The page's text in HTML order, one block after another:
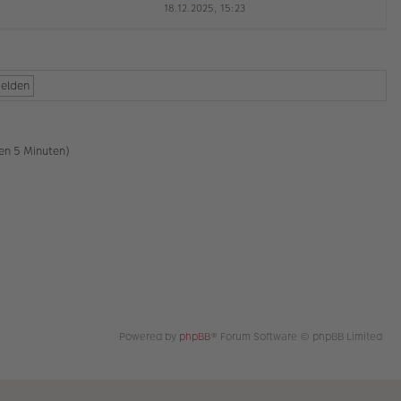
a
e
18.12.2025, 15:23
5 Minuten)
Powered by phpBB® Forum Software © phpBB Limited